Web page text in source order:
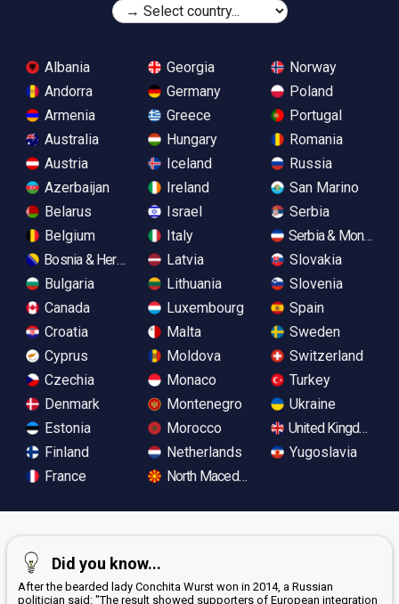
Albania
Andorra
Armenia
Australia
Austria
Azerbaijan
Belarus
Belgium
Bosnia & Herzegovina
Bulgaria
Canada
Croatia
Cyprus
Czechia
Denmark
Estonia
Finland
France
Georgia
Germany
Greece
Hungary
Iceland
Ireland
Israel
Italy
Latvia
Lithuania
Luxembourg
Malta
Moldova
Monaco
Montenegro
Morocco
Netherlands
North Macedonia
Norway
Poland
Portugal
Romania
Russia
San Marino
Serbia
Serbia &
Slovakia
Slovenia
Spain
Sweden
Switzerland
Turkey
Ukraine
United Kingdom
Yugoslavia
Did you know...
After the bearded lady Conchita Wurst won in 2014, a Russian
politician said: "The result showed supporters of European integration